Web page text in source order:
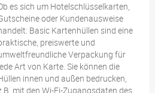
es sich um Hotelschlüsselkarten,
oder Kundenausweise
Basic Kartenhüllen sind eine
preiswerte und
Verpackung für
Art von Karte. Sie können die
innen und außen bedrucken,
mit den Wi-Fi-Zugangsdaten des